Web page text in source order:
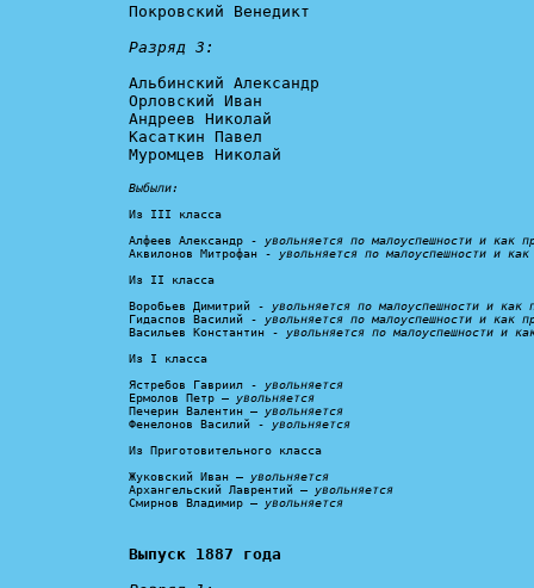
Покровский Венедикт
Разряд 3:
Альбинский Александр
Орловский Иван
Андреев Николай
Касаткин Павел
Муромцев Николай
Выбыли:
Из III класса
Алфеев Александр - увольняется по малоуспешности и как
Аквилонов Митрофан - увольняется по малоуспешности и
Из II класса
Воробьев Димитрий - увольняется по малоуспешности и
Гидаспов Василий - увольняется по малоуспешности и как
Васильев Константин - увольняется по малоуспешности и
Из I класса
Ястребов Гавриил - увольняется
Ермолов Петр – увольняется
Печерин Валентин – увольняется
Фенелонов Василий - увольняется
Из Приготовительного класса
Жуковский Иван – увольняется
Архангельский Лаврентий – увольняется
Смирнов Владимир – увольняется
Выпуск 1887 года